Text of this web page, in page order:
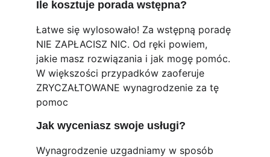
Ile kosztuje porada wstępna?
Łatwe się wylosowało! Za wstępną poradę
NIE ZAPŁACISZ NIC. Od ręki powiem,
jakie masz rozwiązania i jak mogę pomóc.
W większości przypadków zaoferuje
ZRYCZAŁTOWANE wynagrodzenie za tę
pomoc
Jak wyceniasz swoje usługi?
Wynagrodzenie uzgadniamy w sposób